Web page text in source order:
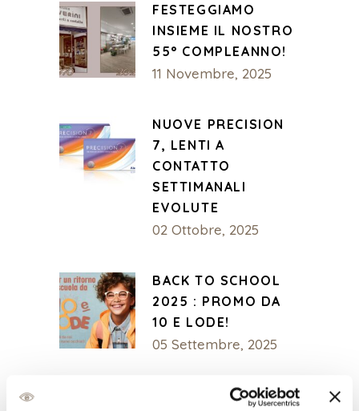
FESTEGGIAMO
INSIEME IL NOSTRO
55° COMPLEANNO!
11 Novembre, 2025
NUOVE PRECISION
7, LENTI A
CONTATTO
SETTIMANALI
EVOLUTE
02 Ottobre, 2025
BACK TO SCHOOL
2025 : PROMO DA
10 E LODE!
05 Settembre, 2025
ORARI AGOSTO